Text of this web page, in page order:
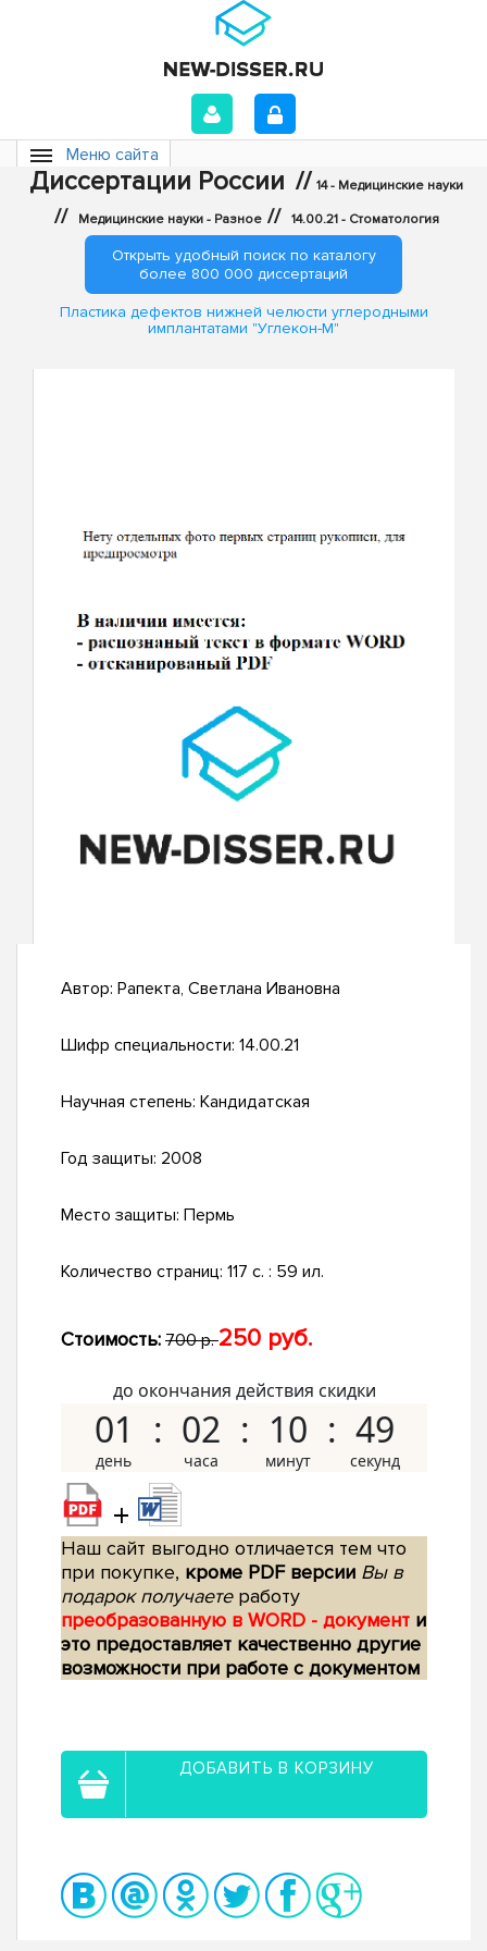
Меню сайта
Диссертации России // 14 - Медицинские науки
// Медицинские науки - Разное // 14.00.21 - Стоматология
Открыть удобный поиск по каталогу
более 800 000 диссертаций
Пластика дефектов нижней челюсти углеродными
имплантатами "Углекон-М"
Автор: Рапекта, Светлана Ивановна
Шифр специальности: 14.00.21
Научная степень: Кандидатская
Год защиты: 2008
Место защиты: Пермь
Количество страниц: 117 с. : 59 ил.
Стоимость: 700 р.250 руб.
до окончания действия скидки
01 02 10 48
+
Наш сайт выгодно отличается тем что
при покупке, кроме PDF версии Вы в
подарок получаетеработу
преобразованную в WORD - документ и
это предоставляет качественно другие
возможности при работе с документом
ДОБАВИТЬ В КОРЗИНУ